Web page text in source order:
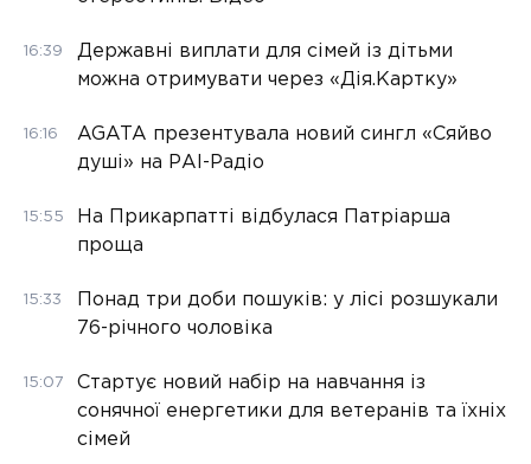
16:39
Державні виплати для сімей із дітьми
можна отримувати через «Дія.Картку»
16:16
AGATA презентувала новий сингл «Сяйво
душі» на РАІ-Радіо
15:55
На Прикарпатті відбулася Патріарша
проща
15:33
Понад три доби пошуків: у лісі розшукали
76-річного чоловіка
15:07
Стартує новий набір на навчання із
сонячної енергетики для ветеранів та їхніх
сімей